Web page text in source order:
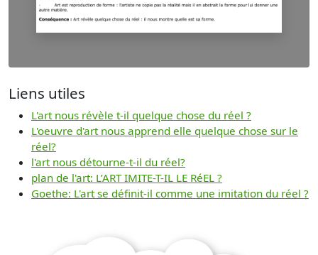
Liens utiles
L'art nous révèle t-il quelque chose du réel ?
L'oeuvre d'art nous apprend elle quelque chose sur le
réel?
l'art nous détourne-t-il du réel?
plan de l'art: L’ART IMITE-T-IL LE RéEL ?
Goethe: L'art se définit-il comme une imitation du réel ?